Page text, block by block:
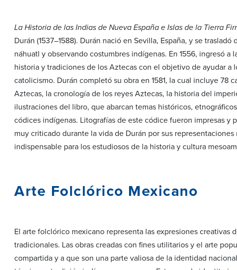
La Historia de las Indias de Nueva España e Islas de la Tierra
Durán (1537–1588). Durán nació en Sevilla, España, y se
náhuatl y observando costumbres indígenas. En 1556, ingresó
historia y tradiciones de los Aztecas con el objetivo de ayudar
catolicismo. Durán completó su obra en 1581, la cual incluye
Aztecas, la cronología de los reyes Aztecas, la historia del
ilustraciones del libro, que abarcan temas históricos,
códices indígenas. Litografías de este códice fueron impresas
muy criticado durante la vida de Durán por sus
indispensable para los estudiosos de la historia y cultura
Arte Folclórico Mexicano
El arte folclórico mexicano representa las expresiones
tradicionales. Las obras creadas con fines utilitarios y el arte
compartida y a que son una parte valiosa de la identidad